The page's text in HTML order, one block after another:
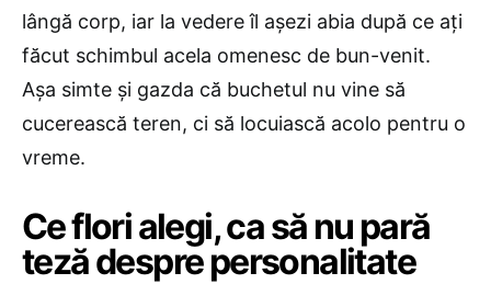
lângă corp, iar la vedere îl așezi abia după ce ați
făcut schimbul acela omenesc de bun-venit.
Așa simte și gazda că buchetul nu vine să
cucerească teren, ci să locuiască acolo pentru o
vreme.
Ce flori alegi, ca să nu pară
teză despre personalitate